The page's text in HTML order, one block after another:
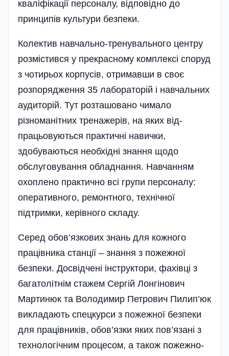
кваліфікації персоналу, від­повідно до
принципів куль­тури безпеки.
Колектив навчально-тренувального цент­ру
роз­містився у прекрасному комплексі споруд
з чотирьох корпусів, отримавши в своє
розпорядження 35 лабораторій і навчальних
ау­ди­торій. Тут роз­ташо­ва­но чимало
різноманітних тренажерів, на яких від­
працьовуються практичні навички,
здобуваються необхідні знання щодо
обслуговування обладнання. Навчанням
охоплено практично всі групи персоналу:
оперативного, ремонтного, технічної
підтримки, кері­вного складу.
Серед обов’язкових знань для кожного
працівника станції – знання з пожежної
безпеки. Досвідчені інструктори, фахівці з
багатолітнім стажем Сергій Лонгінович
Мартинюк та Володимир Петрови­ч Пилип’юк
викладають спецкур­си з пожежної безпеки
для працівників, обов’язки яких пов’язані з
технологічним процесом, а також пожежно-